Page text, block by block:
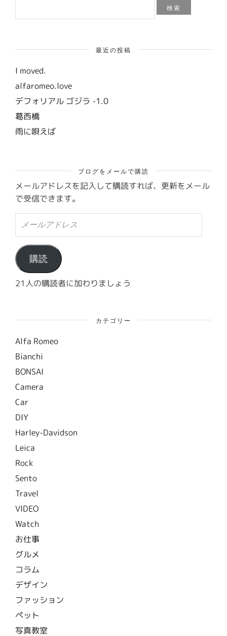
最近の投稿
I moved.
alfaromeo.love
デフォリアル ゴジラ -1.0
葛西橋
雨に唄えば
ブログをメールで購読
メールアドレスを記入して購読すれば、更新をメール
で受信できます。
ル
ア
ド
レ
ス
購読
21人の購読者に加わりましょう
カテゴリー
Alfa Romeo
Bianchi
BONSAI
Camera
Car
DIY
Harley-Davidson
Leica
Rock
Sento
Travel
VIDEO
Watch
お仕事
グルメ
コラム
デザイン
ファッション
ペット
写真教室